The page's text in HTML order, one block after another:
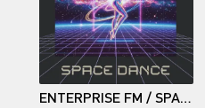
ENTERPRISE FM / SPACE DANCE (SINGLE)